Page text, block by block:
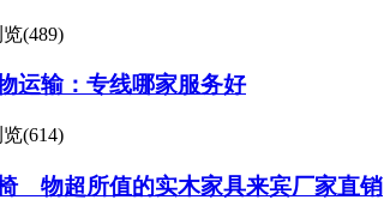
(489)
运输：专线哪家服务好
(614)
物超所值的实木家具来宾厂家直销